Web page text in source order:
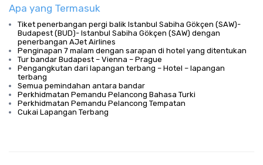
Apa yang Termasuk
Tiket penerbangan pergi balik Istanbul Sabiha Gökçen (SAW)-
Budapest (BUD)- Istanbul Sabiha Gökçen (SAW) dengan
penerbangan AJet Airlines
Penginapan 7 malam dengan sarapan di hotel yang ditentukan
Tur bandar Budapest – Vienna – Prague
Pengangkutan dari lapangan terbang – Hotel – lapangan
terbang
Semua pemindahan antara bandar
Perkhidmatan Pemandu Pelancong Bahasa Turki
Perkhidmatan Pemandu Pelancong Tempatan
Cukai Lapangan Terbang